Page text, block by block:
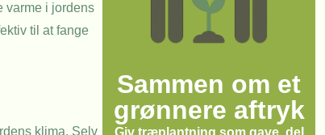
varme i jordens
til at fange
klima. Selv
Sammen om et
grønnere aftryk
Giv træplantning som gave, del